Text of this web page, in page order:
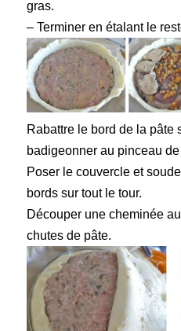
gras.
– Terminer en étalant le
Rabattre le bord de la pâte
badigeonner au pinceau
Poser le couvercle et
bords sur tout le tour.
Découper une cheminée
chutes de pâte.